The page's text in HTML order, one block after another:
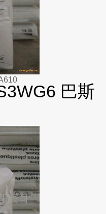
斯夫PA610
巴斯